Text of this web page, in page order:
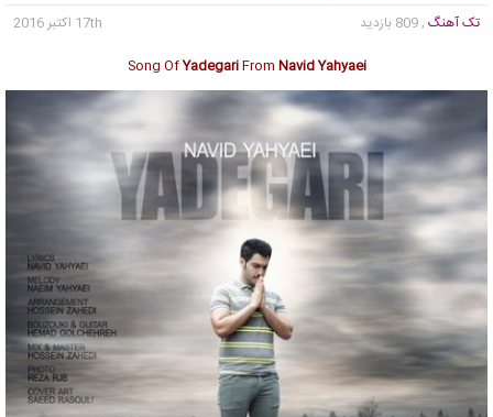
تک آهنگ , 809 بازدید
17th اکتبر 2016
Song OfYadegariFrom Navid Yahyaei